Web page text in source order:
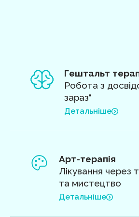
Гештальт
Робота з
зараз"
Детальніше
Арт-терапія
Лікування через
та мистецтво
Детальніше